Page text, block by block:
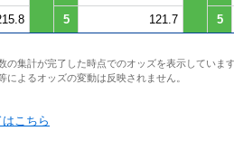
5 121.7 5
の集計が完了した時点でのオッズを表示していま
によるオッズの変動は反映されません。
こちら